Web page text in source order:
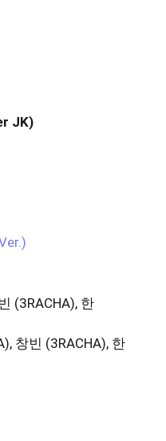
JK)
(3RACHA), 한
창빈 (3RACHA), 한